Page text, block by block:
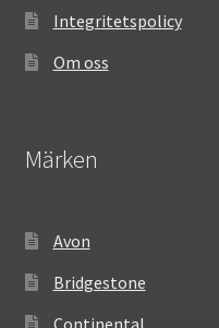
Integritetspolicy
Om oss
Märken
Avon
Bridgestone